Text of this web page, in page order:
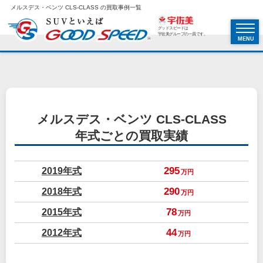
メルスデス・ベンツ CLS-CLASS の買取事例一覧
グッドスピードは
宇佐美グループの一員です。
MENU
メルスデス・ベンツ CLS-CLASS
年式ごとの買取実績
2019年式 295 万円
2018年式 290 万円
2015年式 78万円
2012年式 44万円